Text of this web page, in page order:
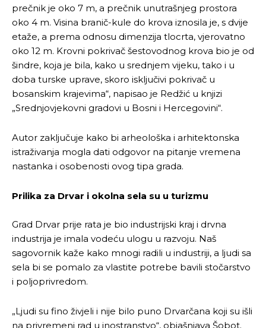
Ovim putem želimo da vam se zahvalimo što ste
Objavi.ba
[wpuf_form id=”7463”]
Ovim putem želimo da vam se zahvalimo što ste
Objavi.ba
[wpuf_form id=”7463”]
prečnik je oko 7 m, a prečnik unutrašnjeg prostora
oko 4 m. Visina branič-kule do krova iznosila je, s dvije
etaže, a prema odnosu dimenzija tlocrta, vjerovatno
oko 12 m. Krovni pokrivač šestovodnog krova bio je od
šindre, koja je bila, kako u srednjem vijeku, tako i u
doba turske uprave, skoro isključivi pokrivač u
bosanskim krajevima“, napisao je Redžić u knjizi
„Srednjovjekovni gradovi u Bosni i Hercegovini“.
Autor zaključuje kako bi arheološka i arhitektonska
istraživanja mogla dati odgovor na pitanje vremena
nastanka i osobenosti ovog tipa grada.
Prilika za Drvar i okolna sela su u turizmu
Grad Drvar prije rata je bio industrijski kraj i drvna
industrija je imala vodeću ulogu u razvoju. Naš
sagovornik kaže kako mnogi radili u industriji, a ljudi sa
sela bi se pomalo za vlastite potrebe bavili stočarstvo
i poljoprivredom.
„Ljudi su fino živjeli i nije bilo puno Drvarčana koji su išli
na privremeni rad u inostranstvo“, objašnjava Šobot.